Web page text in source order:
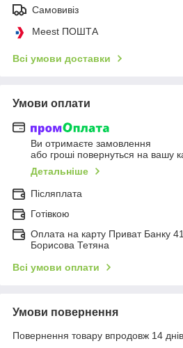
Самовивіз
Meest ПОШТА
Всі умови доставки
Умови оплати
Ви отримаєте замовлення
або гроші повернуться на вашу
Детальніше
Післяплата
Готівкою
Оплата на карту Приват Банку
Борисова Тетяна
Всі умови оплати
Умови повернення
Повернення товару впродовж 14